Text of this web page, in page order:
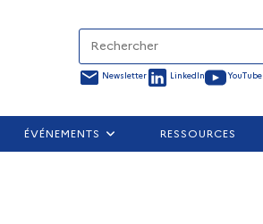
Newsletter LinkedIn YouTube
ÉVÉNEMENTS RESSOURCES